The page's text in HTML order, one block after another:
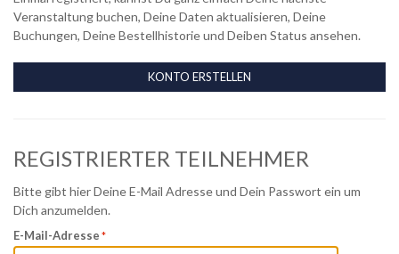
Veranstaltung buchen, Deine Daten aktualisieren, Deine
Buchungen, Deine Bestellhistorie und Deiben Status ansehen.
KONTO ERSTELLEN
REGISTRIERTER TEILNEHMER
Bitte gibt hier Deine E-Mail Adresse und Dein Passwort ein um
Dich anzumelden.
E-Mail-Adresse